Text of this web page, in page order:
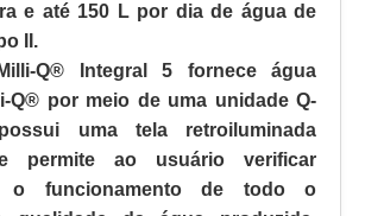
e até 150 L por dia de água de
II.
Q® Integral 5 fornece água
Q® por meio de uma unidade Q-
uma tela retroiluminada
permite ao usuário verificar
o funcionamento de todo o